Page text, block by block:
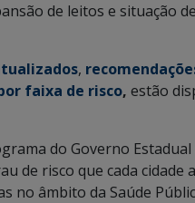
de leitos e situação
,
faixa de risco, estão
do Governo
de risco que cada
no âmbito da Saúde